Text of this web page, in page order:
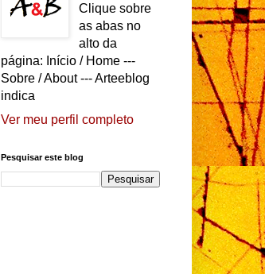
Clique sobre
as abas no
alto da
página: Início / Home ---
Sobre / About --- Arteeblog
indica
Ver meu perfil completo
Pesquisar este blog